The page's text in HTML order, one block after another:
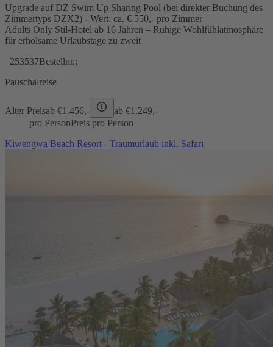
Upgrade auf DZ Swim Up Sharing Pool (bei direkter Buchung des
Zimmertyps DZX2) - Wert: ca. € 550,- pro Zimmer
Adults Only Stil-Hotel ab 16 Jahren – Ruhige Wohlfühlatmosphäre
für erholsame Urlaubstage zu zweit
253537Bestellnr.:
Pauschalreise
Alter Preisab €1.456,- ab €1.249,-
pro PersonPreis pro Person
Kiwengwa Beach Resort - Traumurlaub inkl. Safari